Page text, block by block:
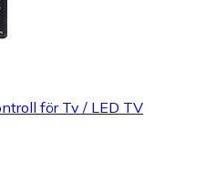
för Tv / LED TV